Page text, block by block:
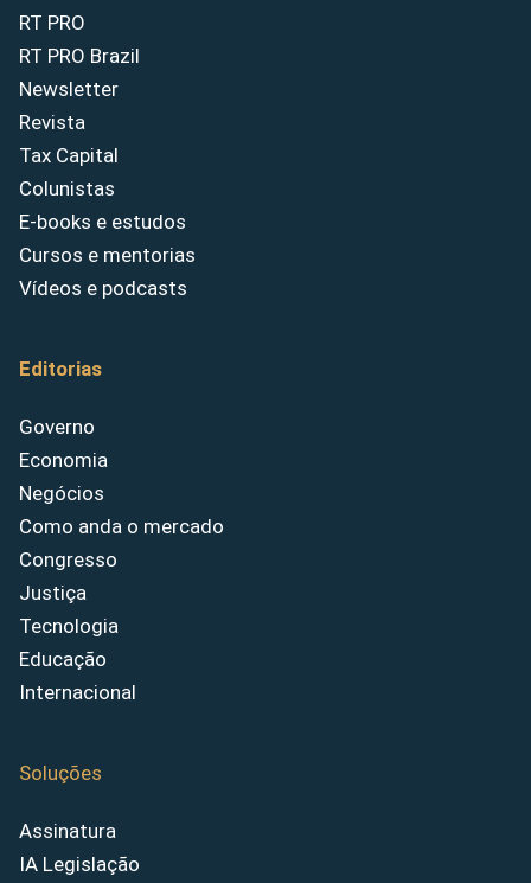
RT PRO
RT PRO Brazil
Newsletter
Revista
Tax Capital
Colunistas
E-books e estudos
Cursos e mentorias
Vídeos e podcasts
Editorias
Governo
Economia
Negócios
Como anda o mercado
Congresso
Justiça
Tecnologia
Educação
Internacional
Soluções
Assinatura
IA Legislação